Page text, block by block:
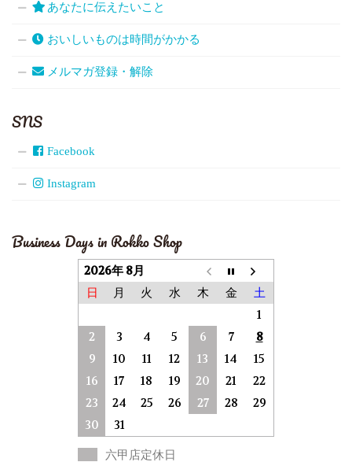
あなたに伝えたいこと
おいしいものは時間がかかる
メルマガ登録・解除
SNS
Facebook
Instagram
Business Days in Rokko Shop
2026年 8月
日 月 火 水 木 金 土
1
2
3 4 5 6 7
8
9
10 11 12 13 14
15
16
17 18 19 20 21
22
23
24 25 26 27 28
29
30
31
六甲店定休日